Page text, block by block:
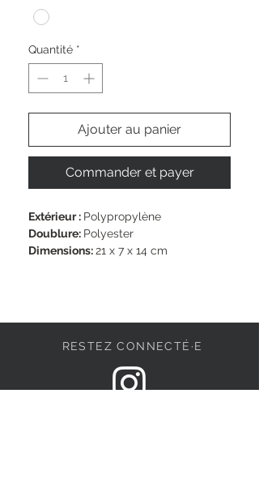
Quantité *
Ajouter au panier
Commander et payer
Extérieur : Polypropylène
Doublure: Polyester
Dimensions: 21 x 7 x 14 cm
RESTEZ CONNECTÉ·E